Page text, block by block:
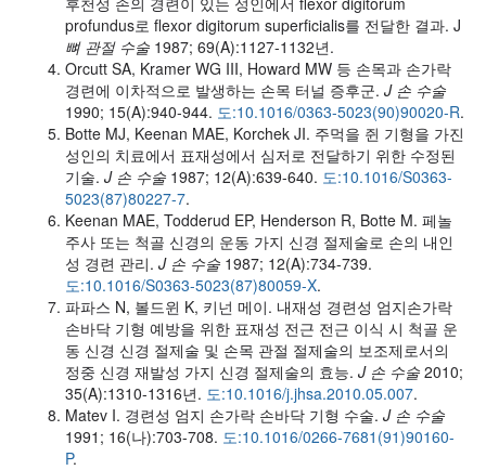
profundus로 flexor digitorum superficialis를 전달한 결과. J
뼈 관절 수술 1987; 69(A):1127-1132년.
Orcutt SA, Kramer WG III, Howard MW 등 손목과 손가락
경련에 이차적으로 발생하는 손목 터널 증후군. J 손 수술
1990; 15(A):940-944. 도:10.1016/0363-5023(90)90020-R.
Botte MJ, Keenan MAE, Korchek JI. 주먹을 쥔 기형을 가진
성인의 치료에서 표재성에서 심저로 전달하기 위한 수정된
기술. J 손 수술 1987; 12(A):639-640. 도:10.1016/S0363-
5023(87)80227-7.
Keenan MAE, Todderud EP, Henderson R, Botte M. 페놀
주사 또는 척골 신경의 운동 가지 신경 절제술로 손의 내인
성 경련 관리. J 손 수술 1987; 12(A):734-739.
도:10.1016/S0363-5023(87)80059-X.
파파스 N, 볼드윈 K, 키넌 메이. 내재성 경련성 엄지손가락
손바닥 기형 예방을 위한 표재성 전근 전근 이식 시 척골 운
동 신경 신경 절제술 및 손목 관절 절제술의 보조제로서의
정중 신경 재발성 가지 신경 절제술의 효능. J 손 수술 2010;
35(A):1310-1316년. 도:10.1016/j.jhsa.2010.05.007.
Matev I. 경련성 엄지 손가락 손바닥 기형 수술. J 손 수술
1991; 16(나):703-708. 도:10.1016/0266-7681(91)90160-
P.